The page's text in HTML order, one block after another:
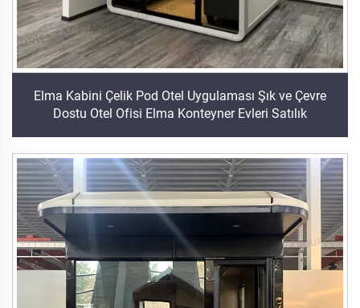
Elma Kabini Çelik Pod Otel Uygulaması Şık ve Çevre
Dostu Otel Ofisi Elma Konteyner Evleri Satılık